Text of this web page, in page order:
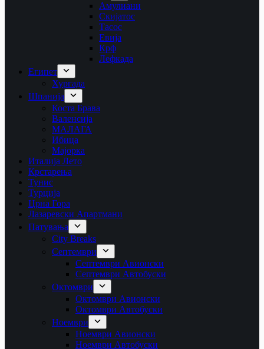
Амулиани
Скијатос
Тасос
Евија
Крф
Лефкада
Египет
Хургада
Шпанија
Коста Брава
Валенсија
МАЛАГА
Ибица
Мајорка
Италија Лето
Крстарења
Тунис
Турција
Црна Гора
Лазаревски Апартмани
Патувања
City Breaks
Септември
Септември Авионски
Септември Автобуски
Октомври
Октомври Авионски
Октомври Автобуски
Ноември
Ноември Авионски
Ноември Автобуски